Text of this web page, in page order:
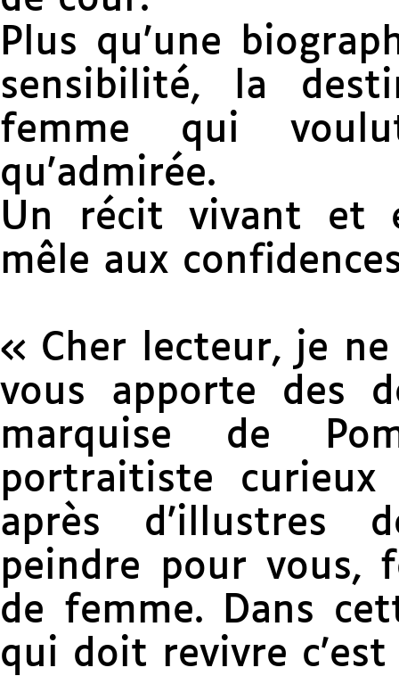
Plus qu’une
sensibilité, la
femme qui
qu’admirée.
Un récit vivant et
mêle aux
« Cher lecteur, je
vous apporte des
marquise de
portraitiste
après d’illustres
peindre pour vous,
de femme. Dans
qui doit revivre